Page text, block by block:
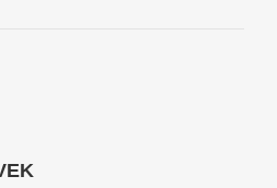
starat správně.